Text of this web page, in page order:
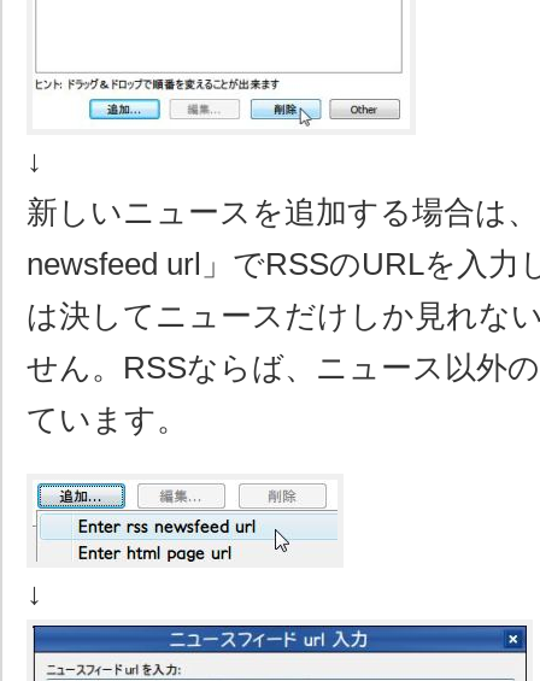
↓
新しいニュースを追加する場合は
newsfeed url」でRSSのURLを入力
は決してニュースだけしか見れな
せん。RSSならば、ニュース以外
ています。
↓